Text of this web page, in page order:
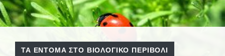
ΤΑ ΈΝΤΟΜΑ ΣΤΟ ΒΙΟΛΟΓΙΚΌ ΠΕΡΙΒΌΛΙ